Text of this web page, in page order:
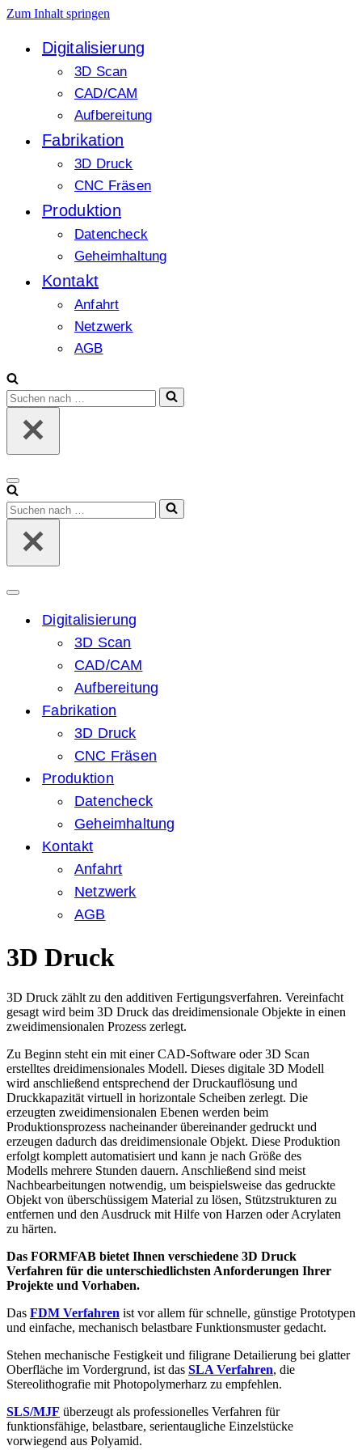
Zum Inhalt springen
Digitalisierung
3D Scan
CAD/CAM
Aufbereitung
Fabrikation
3D Druck
CNC Fräsen
Produktion
Datencheck
Geheimhaltung
Kontakt
Anfahrt
Netzwerk
AGB
Suchen
nach …
Navigationsmenü
Suchen
nach …
Navigationsmenü
Digitalisierung
3D Scan
CAD/CAM
Aufbereitung
Fabrikation
3D Druck
CNC Fräsen
Produktion
Datencheck
Geheimhaltung
Kontakt
Anfahrt
Netzwerk
AGB
3D Druck
3D Druck zählt zu den additiven Fertigungsverfahren. Vereinfacht
gesagt wird beim 3D Druck das dreidimensionale Objekte in einen
zweidimensionalen Prozess zerlegt.
Zu Beginn steht ein mit einer CAD-Software oder 3D Scan
erstelltes dreidimensionales Modell. Dieses digitale 3D Modell
wird anschließend entsprechend der Druckauflösung und
Druckkapazität virtuell in horizontale Scheiben zerlegt. Die
erzeugten zweidimensionalen Ebenen werden beim
Produktionsprozess nacheinander übereinander gedruckt und
erzeugen dadurch das dreidimensionale Objekt. Diese Produktion
erfolgt komplett automatisiert und kann je nach Größe des
Modells mehrere Stunden dauern. Anschließend sind meist
Nachbearbeitungen notwendig, um beispielsweise das gedruckte
Objekt von überschüssigem Material zu lösen, Stützstrukturen zu
entfernen und den Ausdruck mit Hilfe von Harzen oder Acrylaten
zu härten.
Das FORMFAB bietet Ihnen verschiedene 3D Druck
Verfahren für die unterschiedlichsten Anforderungen Ihrer
Projekte und Vorhaben.
Das FDM Verfahren ist vor allem für schnelle, günstige Prototypen
und einfache, mechanisch belastbare Funktionsmuster gedacht.
Stehen mechanische Festigkeit und filigrane Detailierung bei glatter
Oberfläche im Vordergrund, ist das SLA Verfahren, die
Stereolithografie mit Photopolymerharz zu empfehlen.
SLS/MJF überzeugt als professionelles Verfahren für
funktionsfähige, belastbare, serientaugliche Einzelstücke
vorwiegend aus Polyamid.